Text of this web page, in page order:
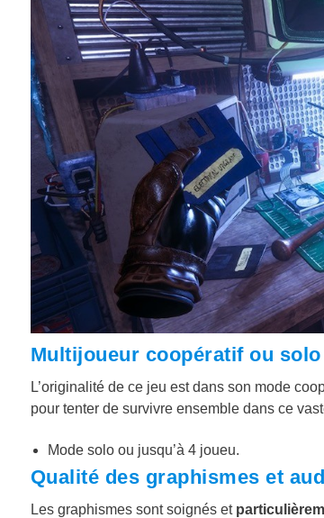
Multijoueur coopératif ou solo
L’originalité de ce jeu est dans son mode
pour tenter de survivre ensemble dans ce
Mode solo ou jusqu’à 4 joueu.
Qualité des graphismes et
Les graphismes sont soignés et